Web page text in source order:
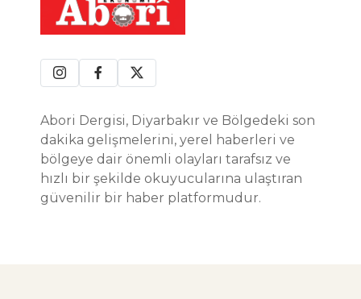
Abori Dergisi, Diyarbakır ve Bölgedeki son
dakika gelişmelerini, yerel haberleri ve
bölgeye dair önemli olayları tarafsız ve
hızlı bir şekilde okuyucularına ulaştıran
güvenilir bir haber platformudur.